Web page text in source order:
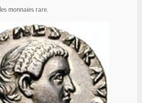
monnaies rare.